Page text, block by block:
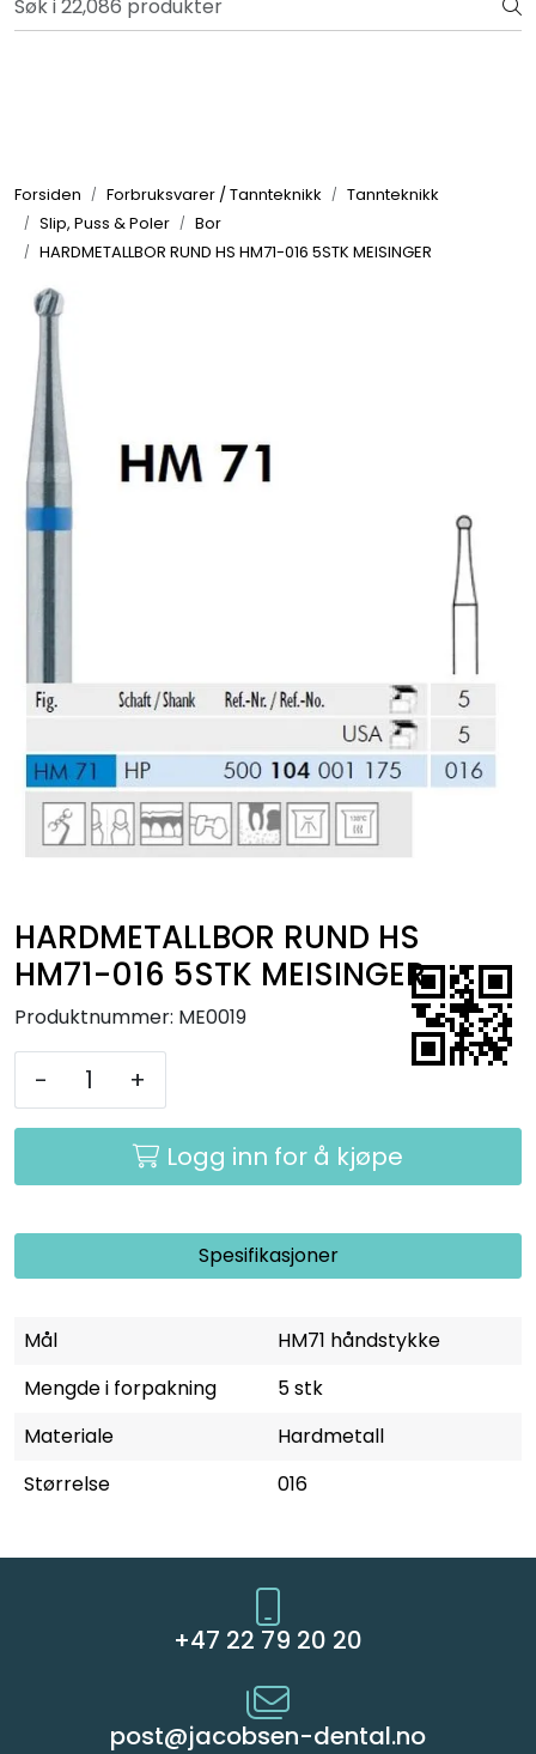
Skip to main content
Bli totalkunde og få en rekke fordeler. Les mer!
Forsiden Forbruksvarer / Tannteknikk
Tannteknikk
Slip, Puss & Poler
Bor
HARDMETALLBOR RUND HS HM71-016 5STK MEISINGER
HARDMETALLBOR RUND HS
HM71-016 5STK MEISINGER
Produktnummer: ME0019
- +
Logg inn for å kjøpe
Spesifikasjoner
Mål
HM71 håndstykke
Mengde i forpakning
5 stk
Materiale
Hardmetall
Størrelse
016
+47 22 79 20 20
post@jacobsen-dental.no
Småutstyr
Utstyr
Klinikkplanlegging / Innredning
Service